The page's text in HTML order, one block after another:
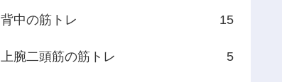
背中の筋トレ 15
上腕二頭筋の筋トレ 5